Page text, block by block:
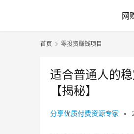
网
首页 零投资赚钱项目
适合普通人的
【揭秘】
分享优质付费资源专家 •